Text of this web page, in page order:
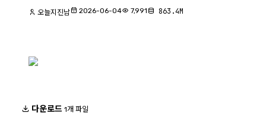
오늘지진남 2026-06-04 7,991 863.4M
다운로드 1개 파일